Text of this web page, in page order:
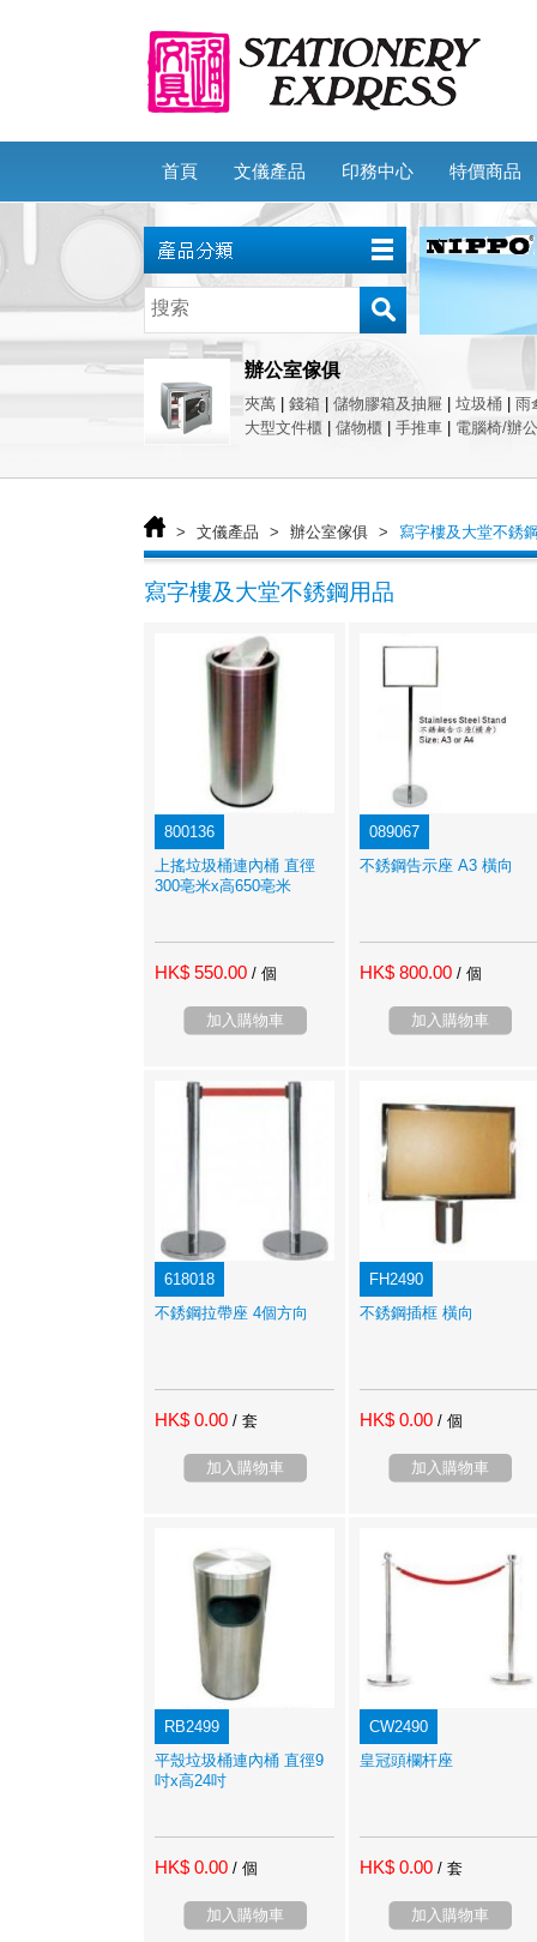
首頁 文儀產品 印務中心 特價商品
辦公室傢俱
夾萬 錢箱 儲物膠箱及抽屜 垃圾桶
雨
大型文件櫃
儲物櫃 手推車 電腦椅/辦
> 文儀產品 > 辦公室傢俱 > 寫字樓及大堂不銹
寫字樓及大堂不銹鋼用品
800136
上搖垃圾桶連內桶 直徑
300亳米x高650亳米
HK$ 550.00 / 個
加入購物車
089067
不銹鋼告示座 A3 橫向
HK$ 800.00 / 個
加入購物車
618018
不銹鋼拉帶座 4個方向
HK$ 0.00 / 套
加入購物車
FH2490
不銹鋼插框 橫向
HK$ 0.00 / 個
加入購物車
RB2499
平殼垃圾桶連內桶 直徑9
吋x高24吋
HK$ 0.00 / 個
加入購物車
CW2490
皇冠頭欄杆座
HK$ 0.00 / 套
加入購物車